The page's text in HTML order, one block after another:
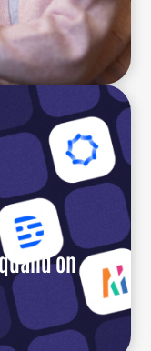
on